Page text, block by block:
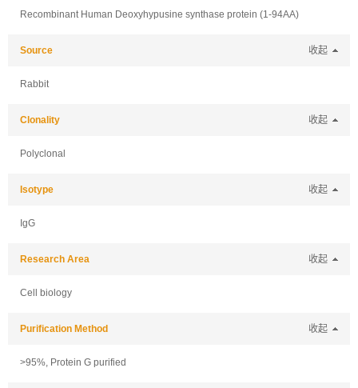
Recombinant Human Deoxyhypusine synthase protein (1-94AA)
Source 收起
Rabbit
Clonality 收起
Polyclonal
Isotype 收起
IgG
Research Area 收起
Cell biology
Purification Method 收起
>95%, Protein G purified